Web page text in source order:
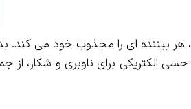
هر بیننده ای را مجذوب خود می کند.
الکتریکی برای ناوبری و شکار، از